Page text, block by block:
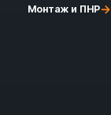
Монтаж и ПНР→